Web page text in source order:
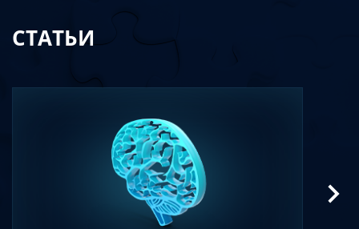
СТАТЬИ